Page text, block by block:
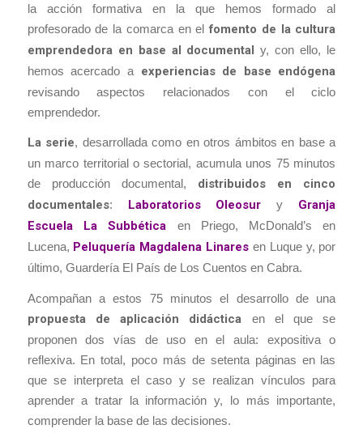
la acción formativa en la que hemos formado al
profesorado de la comarca en elfomento de la cultura
emprendedora en base al documental y, con ello, le
hemos acercado a experiencias de base endógena
revisando aspectos relacionados con el ciclo
emprendedor.
La serie, desarrollada como en otros ámbitos en base a
un marco territorial o sectorial, acumula unos 75 minutos
de producción documental, distribuidos en cinco
documentales: Laboratorios Oleosur y
Granja
Escuela La Subbética en Priego, McDonald’s en
Lucena, Peluquería Magdalena Linares en Luque y, por
último, Guardería El País de Los Cuentos en Cabra.
Acompañan a estos 75 minutos el desarrollo de una
propuesta de aplicación didáctica en el que se
proponen dos vías de uso en el aula: expositiva o
reflexiva. En total, poco más de setenta páginas en las
que se interpreta el caso y se realizan vínculos para
aprender a tratar la información y, lo más importante,
comprender la base de las decisiones.